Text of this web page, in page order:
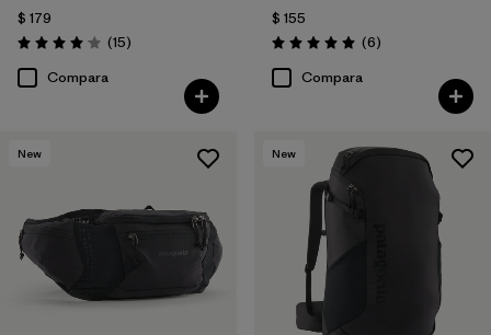
$ 179
Valoración: 4.1 / 5
(15Comentarios
)
Compara
$ 155
Valoración: 5.0 / 5
(6Comentarios
)
Compara
New New